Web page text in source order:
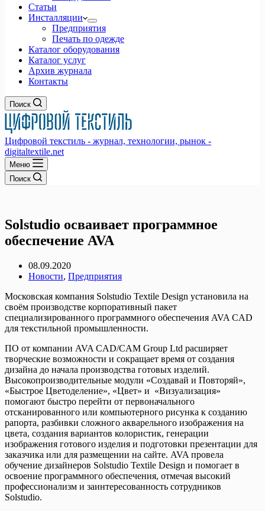
Статьи
Инсталляции
Предприятия
Печать по одежде
Каталог оборудования
Каталог услуг
Архив журнала
Контакты
Поиск
Цифровой текстиль - журнал, технологии, рынок -
digitaltextile.net
Меню
Поиск
Solstudio осваивает программное
обеспечение AVA
08.09.2020
Новости, Предприятия
Московская компания Solstudio Textile Design установила на
своём производстве корпоративный пакет
специализированного программного обеспечения AVA CAD
для текстильной промышленности.
ПО от компании AVA CAD/CAM Group Ltd расширяет
творческие возможности и сокращает время от создания
дизайна до начала производства готовых изделий.
Высокопроизводительные модули «Создавай и Повторяй»,
«Быстрое Цветоделение», «Цвет» и «Визуализация»
помогают быстро перейти от первоначального
отсканированного или компьютерного рисунка к созданию
рапорта, разбивки сложного акварельного изображения на
цвета, создания вариантов колористик, генерации
изображения готового изделия и подготовки презентации для
заказчика или для размещении на сайте. AVA провела
обучение дизайнеров Solstudio Textile Design и помогает в
освоение программного обеспечения, отмечая высокий
профессионализм и заинтересованность сотрудников
Solstudio.